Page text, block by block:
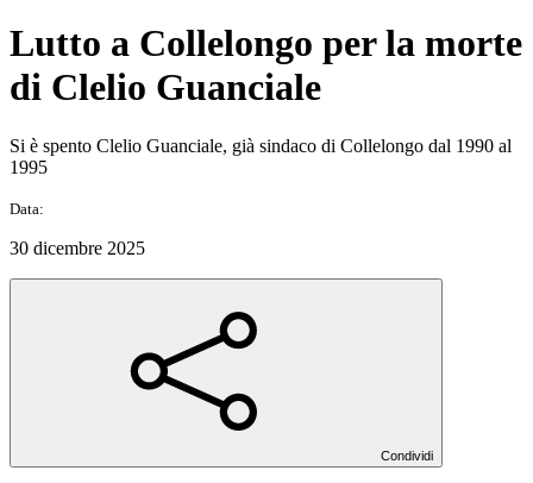
Lutto a Collelongo per la morte
di Clelio Guanciale
Si è spento Clelio Guanciale, già sindaco di Collelongo dal 1990 al
1995
Data:
30 dicembre 2025
Condividi